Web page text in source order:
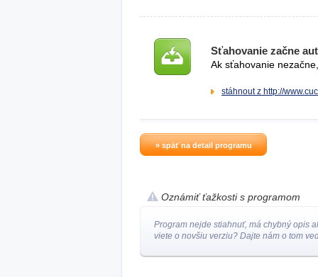
Sťahovanie začne
Ak sťahovanie
stáhnout z http://
» späť na detail programu
Oznámiť ťažkosti s programom
Program nejde stiahnuť, má chybný opis
viete o novšiu verziu? Dajte nám o tom